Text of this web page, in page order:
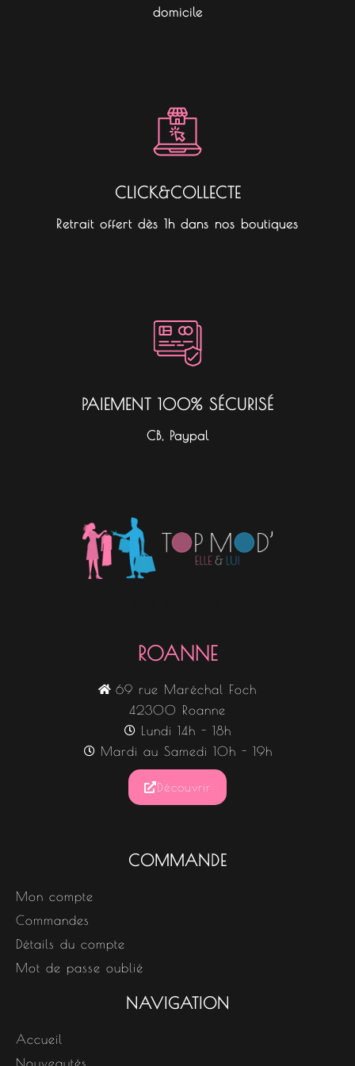
domicile
CLICK&COLLECTE
Retrait offert dès 1h dans nos boutiques
PAIEMENT 100% SÉCURISÉ
CB, Paypal
ROANNE
69 rue Maréchal Foch
42300 Roanne
Lundi 14h - 18h
Mardi au Samedi 10h - 19h
Découvrir
COMMANDE
Mon compte
Commandes
Détails du compte
Mot de passe oublié
NAVIGATION
Accueil
Nouveautés